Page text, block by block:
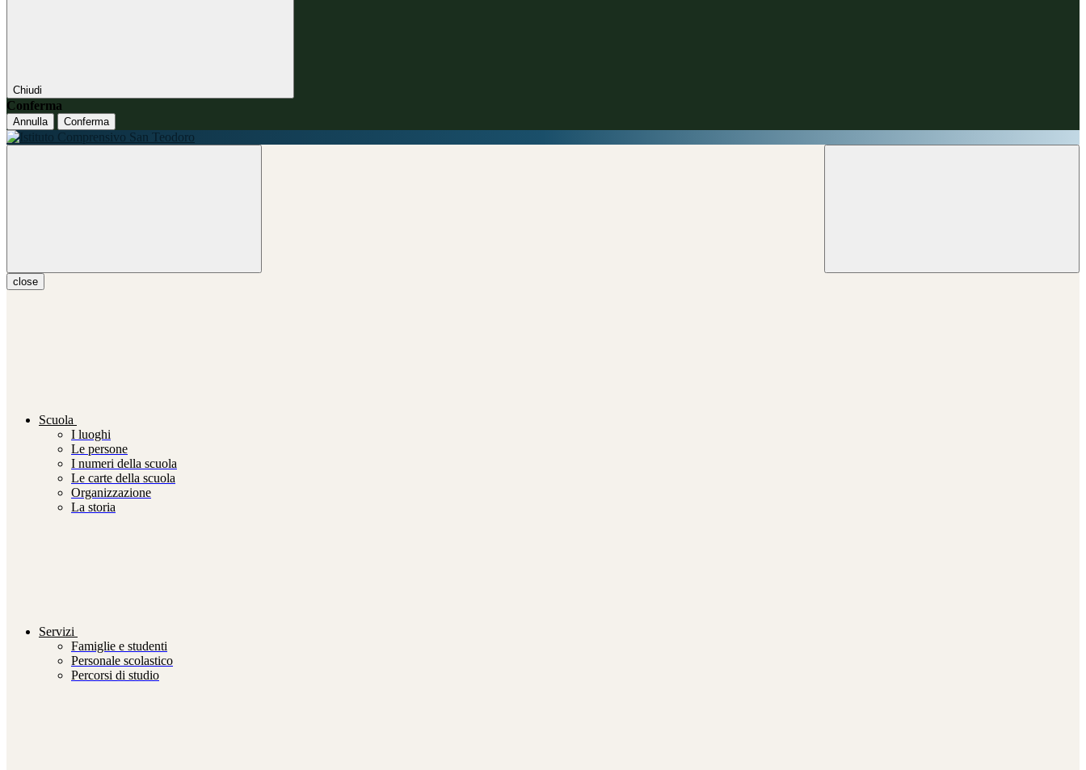
Chiudi
Conferma
Annulla Conferma
close
Scuola
I luoghi
Le persone
I numeri della scuola
Le carte della scuola
Organizzazione
La storia
Servizi
Famiglie e studenti
Personale scolastico
Percorsi di studio